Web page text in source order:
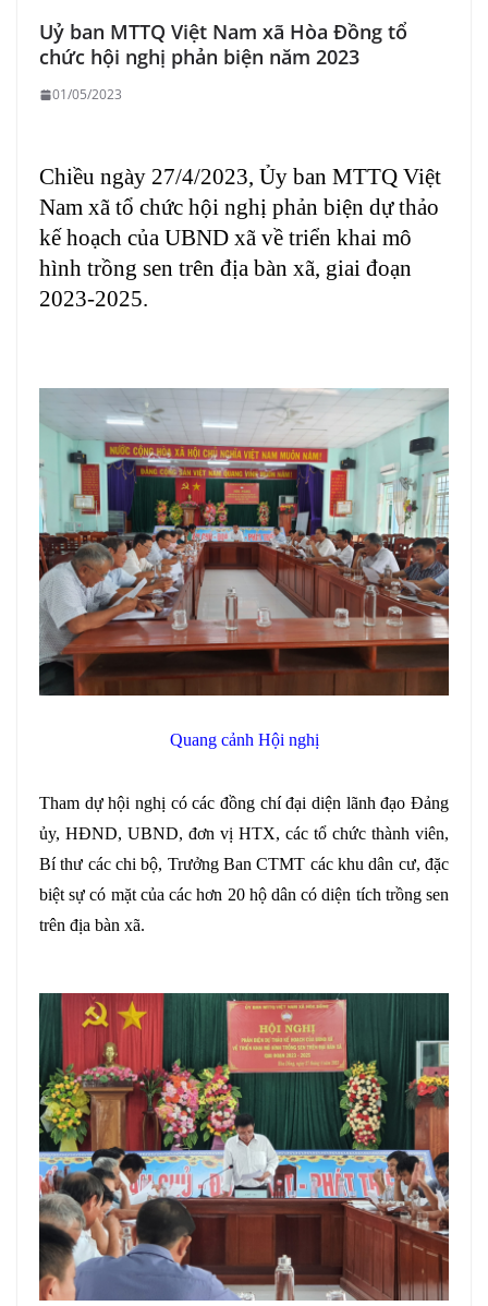
Uỷ ban MTTQ Việt Nam xã Hòa Đồng tổ
chức hội nghị phản biện năm 2023
01/05/2023
Chiều ngày 27/4/2023, Ủy ban MTTQ Việt
Nam xã tổ chức hội nghị phản biện dự thảo
kế hoạch của UBND xã về triển khai mô
hình trồng sen trên địa bàn xã, giai đoạn
2023-2025.
Quang cảnh Hội nghị
Tham dự hội nghị có các đồng chí đại diện lãnh đạo Đảng
ủy, HĐND, UBND, đơn vị HTX, các tổ chức thành viên,
Bí thư các chi bộ, Trưởng Ban CTMT các khu dân cư, đặc
biệt sự có mặt của các hơn 20 hộ dân có diện tích trồng sen
trên địa bàn xã.